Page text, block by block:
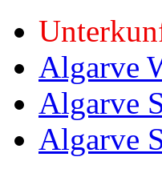
Algarve
Algarve
Algarve